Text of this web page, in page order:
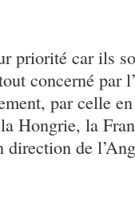
priorité car ils
concerné par
par celle
Hongrie, la
de